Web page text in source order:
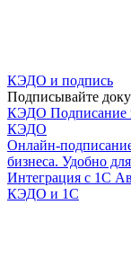
КЭДО и подпись
Подписывайте
КЭДО Подписание
КЭДО
Онлайн-
бизнеса. Удобно
Интеграция с 1С
КЭДО и 1С